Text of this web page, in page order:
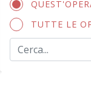
TUTTE LE